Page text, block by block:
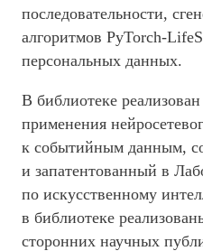
последовательности,
алгоритмов PyTorch-
персональных данных.
В библиотеке
применения
к событийным данным,
и запатентованный в
по искусственному
в библиотеке
сторонних научных